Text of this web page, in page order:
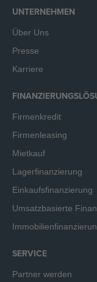
UNTERNEHMEN
Über Uns
Presse
Karriere
Firmenkredit
Firmenleasing
Mietkauf
Lagerfinanzierung
Einkaufsfinanzierung
Umsatzbasierte
SERVICE
Partner werden